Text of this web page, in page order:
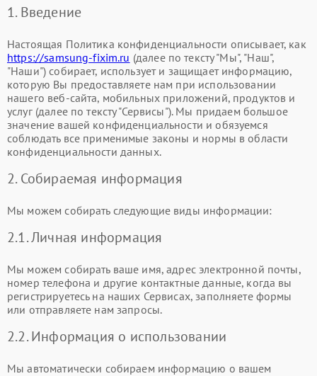
1. Введение
Настоящая Политика конфиденциальности описывает, как
https://samsung-fixim.ru (далее по тексту "Мы", "Наш",
"Наши") собирает, использует и защищает информацию,
которую Вы предоставляете нам при использовании
нашего веб-сайта, мобильных приложений, продуктов и
услуг (далее по тексту "Сервисы"). Мы придаем большое
значение вашей конфиденциальности и обязуемся
соблюдать все применимые законы и нормы в области
конфиденциальности данных.
2. Собираемая информация
Мы можем собирать следующие виды информации:
2.1. Личная информация
Мы можем собирать ваше имя, адрес электронной почты,
номер телефона и другие контактные данные, когда вы
регистрируетесь на наших Сервисах, заполняете формы
или отправляете нам запросы.
2.2. Информация о использовании
Мы автоматически собираем информацию о вашем